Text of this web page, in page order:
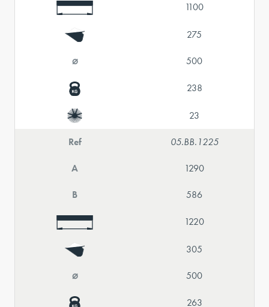
1100
275
⌀ 500
238
23
Ref 05.BB.1225
A 1290
B 586
1220
305
⌀ 500
263